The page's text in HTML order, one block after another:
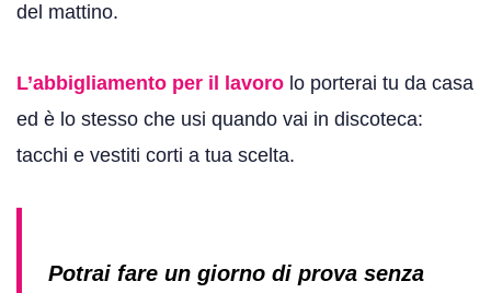
del mattino.
L’abbigliamento per il lavoro lo porterai tu da casa
ed è lo stesso che usi quando vai in discoteca:
tacchi e vestiti corti a tua scelta.
Potrai fare un giorno di prova senza